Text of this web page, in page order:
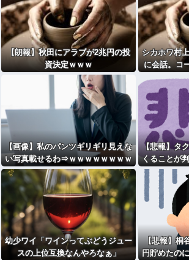
【朗報】秋田にアラブが2兆円の投
資決定ｗｗｗ
シカホワ村
に会話。コ
い。来た
【画像】私のパンツギリギリ見えな
い写真載せるわ⇒ｗｗｗｗｗｗｗｗ
【悲報】タ
くることが
ｗｗｗｗｗ
幼少ワイ「ワインってぶどうジュー
スの上位互換なんやろなぁ」
【悲報】桐
円貯めたの